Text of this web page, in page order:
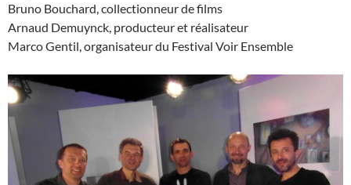
Bruno Bouchard, collectionneur de films
Arnaud Demuynck, producteur et réalisateur
Marco Gentil, organisateur du Festival Voir Ensemble